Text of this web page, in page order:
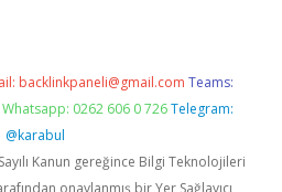
backlinkpaneli@gmail.com Teams:
Whatsapp: 0262 606 0 726 Telegram:
@karabul
Kanun gereğince Bilgi Teknolojileri
onaylanmış bir Yer Sağlayıcı